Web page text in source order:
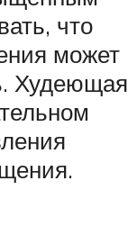
что
может
Худеющая